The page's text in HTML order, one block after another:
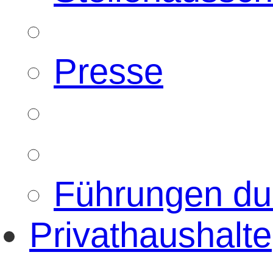
Presse
Führungen
Privathaushalte